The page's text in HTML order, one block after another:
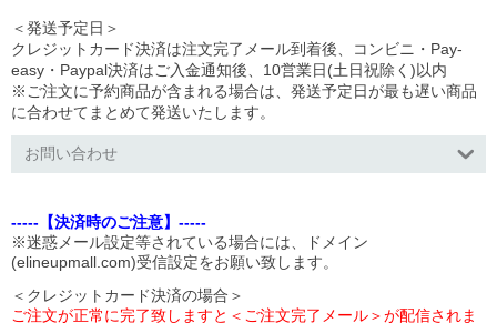
＜発送予定日＞
クレジットカード決済は注文完了メール到着後、コンビニ・Pay-
easy・Paypal決済はご入金通知後、10営業日(土日祝除く)以内
※ご注文に予約商品が含まれる場合は、発送予定日が最も遅い商品
に合わせてまとめて発送いたします。
お問い合わせ
-----【決済時のご注意】-----
※迷惑メール設定等されている場合には、ドメイン
(elineupmall.com)受信設定をお願い致します。
＜クレジットカード決済の場合＞
ご注文が正常に完了致しますと＜ご注文完了メール＞が配信されま